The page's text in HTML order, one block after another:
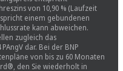
von 10,90 % (Laufzeit
einem gebundenen
kann abweichen.
zugleich das
dar. Bei der BNP
von bis zu 60 Monaten
den Sie wiederholt in